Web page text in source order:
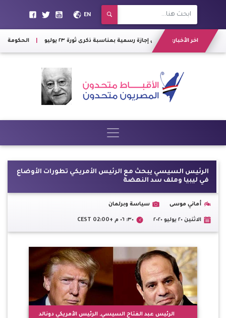
EN
اخر الأخبار:
الخميس المقبل إجازة رسمية بمناسبة ذكرى ثورة ٢٣ يوليو الحكومة:
الرئيس السيسي يبحث مع الرئيس الأمريكي تطورات الأوضاع
في ليبيا وملف سد النهضة
أماني موسى سياسة وبرلمان
الاثنين ٢٠ يوليو ٢٠٢٠ ٣٠: ٠٦ م +02:00 CEST
الرئيس عبد الفتاح السيسي, الرئيس الأمريكي دونالد